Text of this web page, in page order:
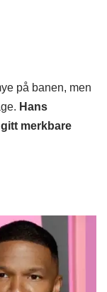
på banen, men
Hans
merkbare